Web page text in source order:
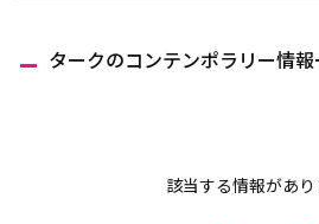
タークのコンテンポラリー情
該当する情報があ